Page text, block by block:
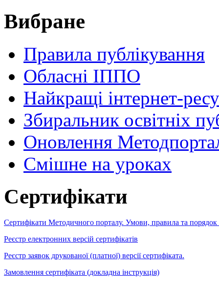
Вибране
Правила публікування
Обласні ІППО
Найкращі інтернет-
Збиральник освітніх
Оновлення
Cмішне на уроках
Сертифікати
Сертифікати Методичного порталу. Умови, правила та порядок
Реєстр електронних версій сертифікатів
Реєстр заявок друкованої (платної) версії сертифіката.
Замовлення сертифіката (докладна інструкція)